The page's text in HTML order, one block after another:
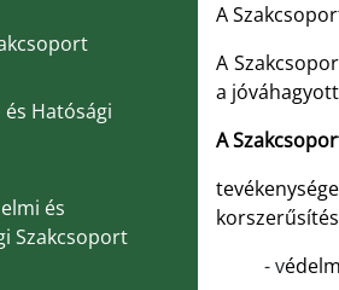
Hatósági
és
Szakcsoport
A
A
a
A
- v